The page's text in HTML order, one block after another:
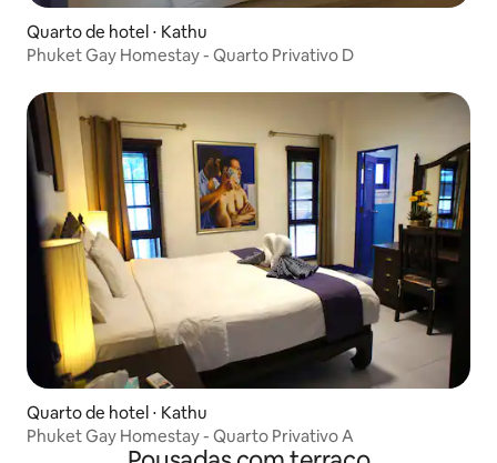
Quarto de hotel ⋅ Kathu
Phuket Gay Homestay - Quarto Privativo D
Quarto de hotel ⋅ Kathu
Phuket Gay Homestay - Quarto Privativo A